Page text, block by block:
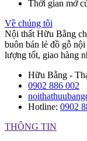
Thời gian mở
Về chúng tôi
Nội thất Hữu Bằng
buôn bán lẻ đồ gỗ
lượng tốt, giao hàng
Hữu Bằng -
0902 886 002
Hotline: 0902
THÔNG TIN